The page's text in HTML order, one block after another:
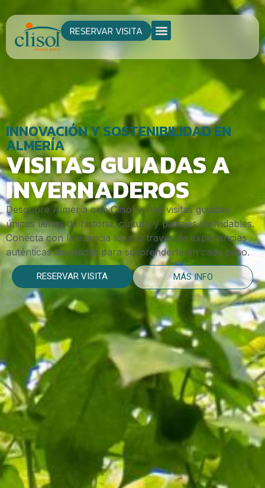
RESERVAR VISITA
INNOVACIÓN Y SOSTENIBILIDAD EN
ALMERÍA
VISITAS GUIADAS A
INVERNADEROS
Descubre Almería con Clisol y vive visitas guiadas
únicas llenas de historia, cultura y paisajes inolvidables.
Conecta con la esencia local a través de experiencias
auténticas diseñadas para sorprenderte en cada paso.
RESERVAR VISITA MÁS INFO